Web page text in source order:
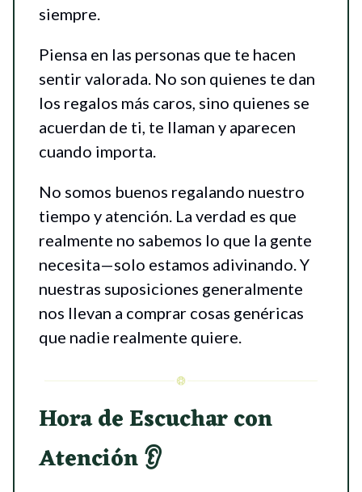
siempre.
Piensa en las personas que te hacen
sentir valorada. No son quienes te dan
los regalos más caros, sino quienes se
acuerdan de ti, te llaman y aparecen
cuando importa.
No somos buenos regalando nuestro
tiempo y atención. La verdad es que
realmente no sabemos lo que la gente
necesita—solo estamos adivinando. Y
nuestras suposiciones generalmente
nos llevan a comprar cosas genéricas
que nadie realmente quiere.
Hora de Escuchar con
Atención 👂